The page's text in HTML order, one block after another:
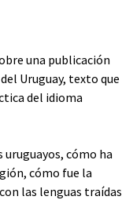
una publicación
Uruguay, texto que
del idioma
uruguayos, cómo ha
cómo fue la
las lenguas traídas